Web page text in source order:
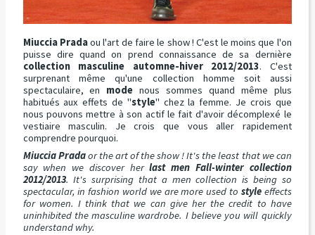
Miuccia Pradaou l'art de faire le show ! C'est le moins que l'on
puisse dire quand on prend connaissance de sa dernière
collection masculine automne-hiver 2012/2013. C'est
surprenant même qu'une collection homme soit aussi
spectaculaire, en mode nous sommes quand même plus
habitués aux effets de "style" chez la femme. Je crois que
nous pouvons mettre à son actif le fait d'avoir décomplexé le
vestiaire masculin. Je crois que vous aller rapidement
comprendre pourquoi.
Miuccia Pradaor the art of the show ! It's the least that we can
say when we discover herlast men Fall-winter collection
2012/2013. It's surprising that a men collection is being so
spectacular, in fashion world we are more used to styleeffects
for women. I think that we can give her the credit to have
uninhibited the masculine wardrobe. I believe you will quickly
understand why.